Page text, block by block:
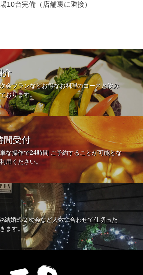
10台完備（店舗裏に隣接）
介
会プランなどお得なお料理のコースと飲み
おります。
間受付
な操作で24時間 ご予約することが可能とな
用ください。
結婚式２次会など人数に合わせて仕切った
ます。